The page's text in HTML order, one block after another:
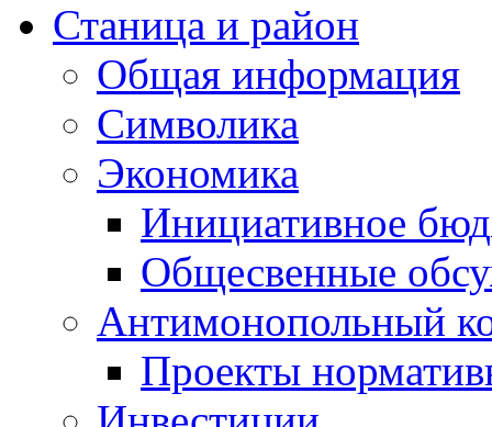
Станица и район
Общая информация
Символика
Экономика
Инициативное
Общесвенные
Антимонопольный
Проекты